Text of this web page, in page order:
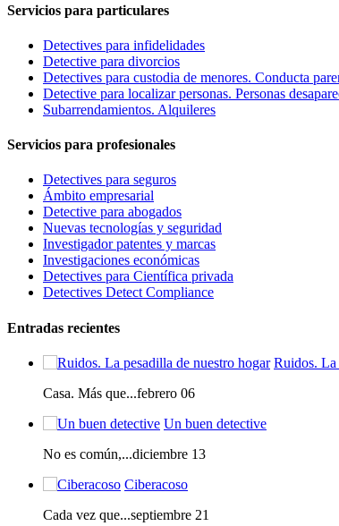
Servicios para particulares
Detectives para infidelidades
Detective para divorcios
Detectives para custodia de menores. Conducta
Detective para localizar personas. Personas
Subarrendamientos. Alquileres
Servicios para profesionales
Detectives para seguros
Ámbito empresarial
Detective para abogados
Nuevas tecnologías y seguridad
Investigador patentes y marcas
Investigaciones económicas
Detectives para Científica privada
Detectives Detect Compliance
Entradas recientes
Ruidos. La
Casa. Más que...febrero 06
Un buen detective
No es común,...diciembre 13
Ciberacoso
Cada vez que...septiembre 21